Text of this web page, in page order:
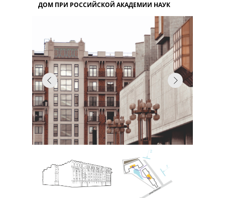
ДОМ ПРИ РОССИЙСКОЙ АКАДЕМИИ НАУК